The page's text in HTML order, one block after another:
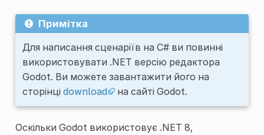
Примітка
Для написання сценаріїв на C# ви повинні
використовувати .NET версію редактора
Godot. Ви можете завантажити його на
сторінці download на сайті Godot.
Оскільки Godot використовує .NET 8,